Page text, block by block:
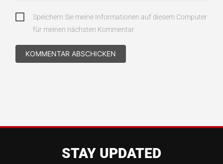
Speichern Sie meine Informationen auf diesem Computer
für meinen nächsten Kommentar
STAY UPDATED